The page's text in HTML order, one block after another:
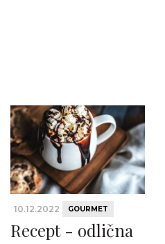
10.12.2022 GOURMET
Recept - odlična